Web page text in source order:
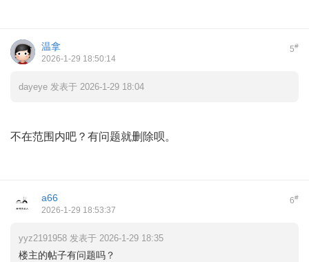
5#
温拿
2026-1-29 18:50:14
dayeye 发表于 2026-1-29 18:04
不在范围内吧？有问题就删除呗。
6#
a66
2026-1-29 18:53:37
yyz2191958 发表于 2026-1-29 18:35
楼主的帖子有问题吗？